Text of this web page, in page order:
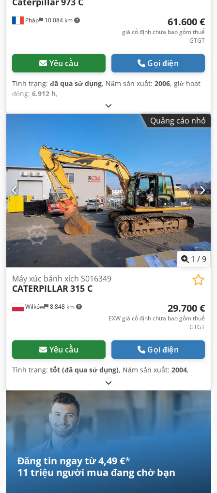
Pháp 10.084 km 61.600 €
giá cố định chưa bao gồm thuế
GTGT
Yêu cầu Gọi điện
Tình trạng: đã qua sử dụng, Năm sản xuất: 2006, giờ hoạt
động: 6.912 h,
Quảng cáo nhỏ
1 /9
Wilków 8.848 km
Máy xúc bánh xích S016349
CATERPILLAR315 C
29.700 €
EXW giá cố định chưa bao gồm thuế
GTGT
Yêu cầu Gọi điện
Tình trạng: tốt (đã qua sử dụng), Năm sản xuất: 2004,
Đăng tin ngay từ 4,49 €*
11 triệu người mua đang chờ bạn